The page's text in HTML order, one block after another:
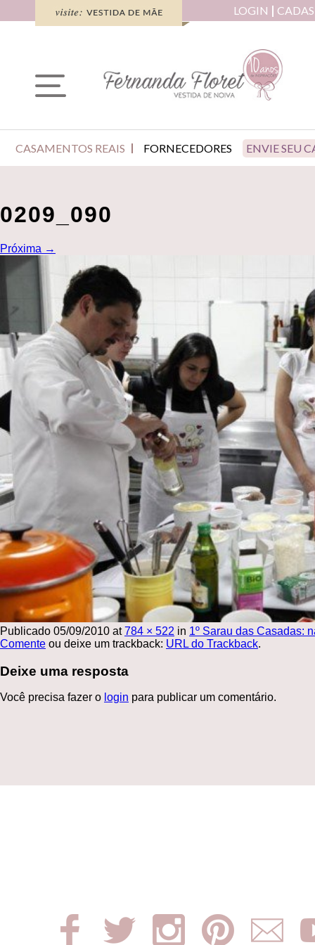
LOGIN
CASAMENTOS REAIS FORNECEDORES ENVIE SEU
0209_090
Próxima →
Publicado 05/09/2010 at784 × 522 in 1º Sarau das Casadas:
Comente ou deixe um trackback: URL do Trackback.
Deixe uma resposta
Você precisa fazer o login para publicar um comentário.